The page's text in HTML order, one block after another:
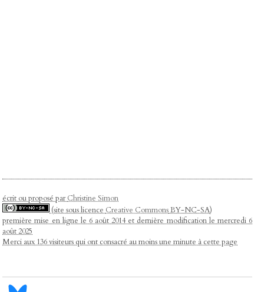
écrit ou proposé parChristine Simon
(site sous licence Creative CommonsBY-NC-SA)
première mise en ligne le 6 août 2014 et dernière modification le mercredi 6
août 2025
Merci aux 136 visiteurs qui ont consacré au moins une minute à cette page